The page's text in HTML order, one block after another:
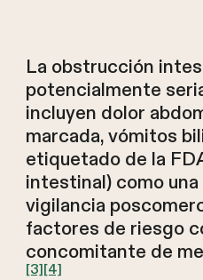
La obstrucción
potencialmente
incluyen dolor
marcada, vómitos
etiquetado de la
intestinal) como
vigilancia
factores de riesgo
concomitante de
[3][4]